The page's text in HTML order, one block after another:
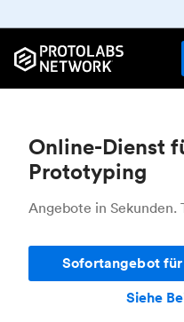
Online-Dienst
Prototyping
Angebote in Sekunden.
Sofortangebot
Siehe